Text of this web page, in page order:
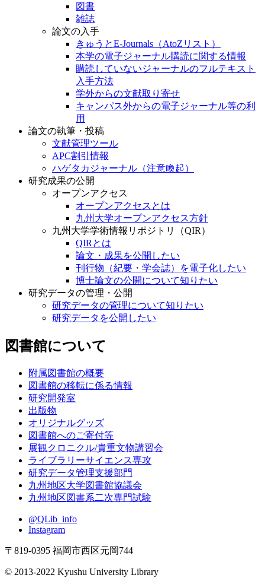
図書
雑誌
論文の入手
きゅうとE-Journals（AtoZリスト）
本学の電子ジャーナル購読に関する情報
購読していないジャーナルのフルテキスト
入手方法
学外からの文献取り寄せ
キャンパス外からの電子ジャーナル等の利
用
論文の執筆・投稿
文献管理ツール
APC割引情報
ハゲタカジャーナル（注意喚起）
研究成果の公開
オープンアクセス
オープンアクセスとは
九州大学オープンアクセス方針
九州大学学術情報リポジトリ（QIR）
QIRとは
論文・成果を公開したい
刊行物（紀要・学会誌）を電子化したい
博士論文の公開について知りたい
研究データの管理・公開
研究データの管理について知りたい
研究データを公開したい
図書館について
附属図書館の概要
図書館の移転に係る情報
研究開発室
出版物
オリジナルグッズ
図書館へのご寄付等
展観クロニクル/貴重文物講習会
ライブラリーサイエンス専攻
研究データ管理支援部門
九州地区大学図書館協議会
九州地区図書系二次専門試験
@QLib_info
Instagram
〒819-0395 福岡市西区元岡744
© 2013-2022 Kyushu University Library